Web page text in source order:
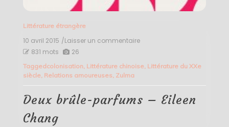
Littérature étrangère
10 avril 2015 /Laisser un commentaireon
parfums
831 mots 26
Taggedcolonisation, Littérature chinoise, Littérature du XXe
siècle, Relations amoureuses, Zulma
Deux brûle-parfums – Eileen
Chang